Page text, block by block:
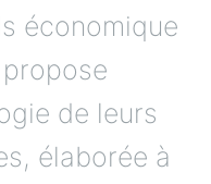
économique
de leurs
élaborée à